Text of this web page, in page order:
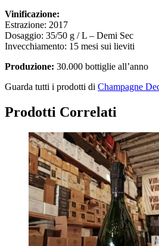
Vinificazione:
Estrazione: 2017
Dosaggio: 35/50 g / L – Demi Sec
Invecchiamento: 15 mesi sui lieviti
Produzione: 30.000 bottiglie all’anno
Guarda tutti i prodotti di Champagne
Prodotti Correlati